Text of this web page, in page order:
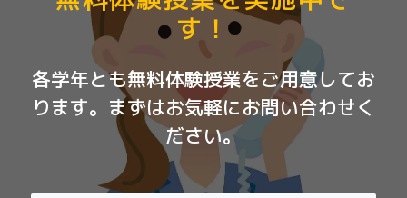
す！
各学年とも無料体験授業をご用意してお
ります。まずはお気軽にお問い合わせく
ださい。